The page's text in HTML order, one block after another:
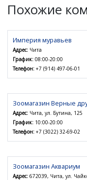
Похожие
Империя муравьев
Адрес: Чита
График: 08:00-20:00
Телефон: +7 (914) 497-06-01
Зоомагазин Верные
Адрес: Чита, ул. Бутина, 125
График: 10:00-20:00
Телефон: +7 (3022) 32-69-02
Зоомагазин Аквариум
Адрес: 672039, Чита, ул.